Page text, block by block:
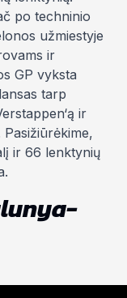
po techninio
užmiestyje
ir
GP vyksta
tarp
ir
ir 66 lenktynių
.